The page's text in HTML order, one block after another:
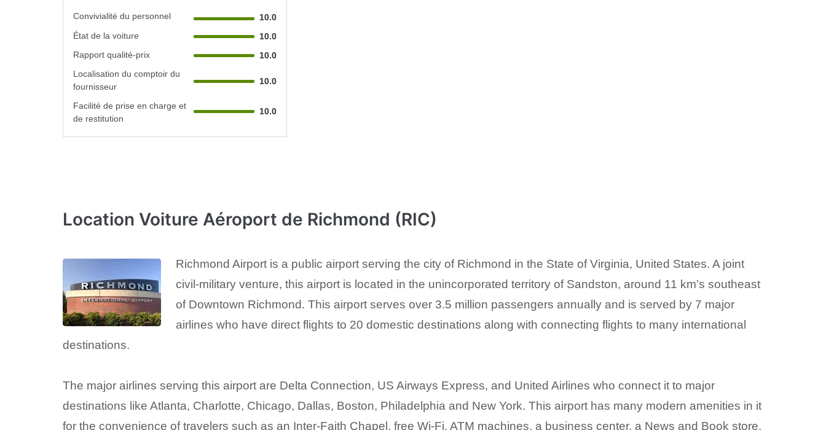
Convivialité du personnel
10.0
État de la voiture
10.0
Rapport qualité-prix
10.0
Localisation du comptoir du
fournisseur
10.0
Facilité de prise en charge et
de restitution
10.0
Location Voiture Aéroport de Richmond (RIC)
Richmond Airport is a public airport serving the city of Richmond in the State of Virginia, United States. A joint
civil-military venture, this airport is located in the unincorporated territory of Sandston, around 11 km’s southeast
of Downtown Richmond. This airport serves over 3.5 million passengers annually and is served by 7 major
airlines who have direct flights to 20 domestic destinations along with connecting flights to many international
destinations.
The major airlines serving this airport are Delta Connection, US Airways Express, and United Airlines who connect it to major
destinations like Atlanta, Charlotte, Chicago, Dallas, Boston, Philadelphia and New York. This airport has many modern amenities in it
for the convenience of travelers such as an Inter-Faith Chapel, free Wi-Fi, ATM machines, a business center, a News and Book store,